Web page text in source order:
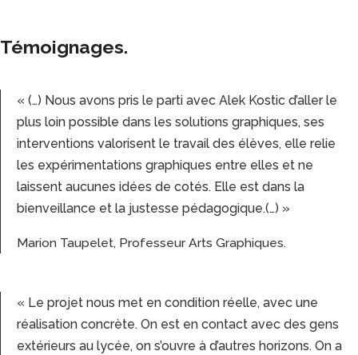
Témoignages.
« (…) Nous avons pris le parti avec Alek Kostic d’aller le
plus loin possible dans les solutions graphiques, ses
interventions valorisent le travail des élèves, elle relie
les expérimentations graphiques entre elles et ne
laissent aucunes idées de cotés. Elle est dans la
bienveillance et la justesse pédagogique.(…) »
Marion Taupelet, Professeur Arts Graphiques.
« Le projet nous met en condition réelle, avec une
réalisation concrète. On est en contact avec des gens
extérieurs au lycée, on s’ouvre à d’autres horizons. On a